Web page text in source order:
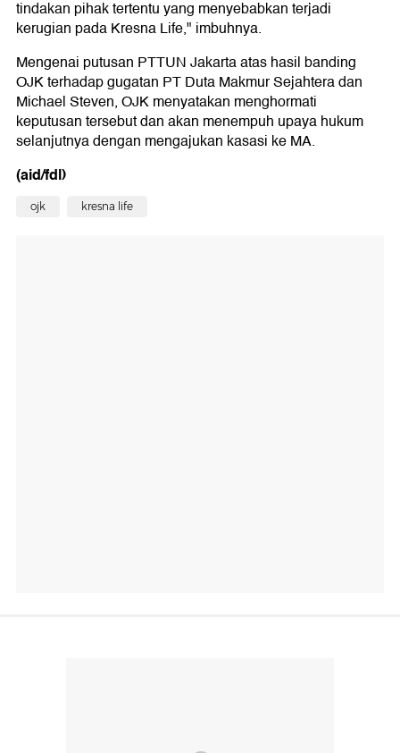
tindakan pihak tertentu yang menyebabkan terjadi
kerugian pada Kresna Life," imbuhnya.
Mengenai putusan PTTUN Jakarta atas hasil banding
OJK terhadap gugatan PT Duta Makmur Sejahtera dan
Michael Steven, OJK menyatakan menghormati
keputusan tersebut dan akan menempuh upaya hukum
selanjutnya dengan mengajukan kasasi ke MA.
(aid/fdl)
ojk kresna life